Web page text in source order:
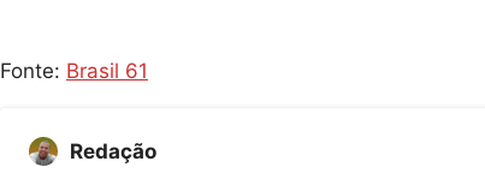
Fonte: Brasil 61
Redação